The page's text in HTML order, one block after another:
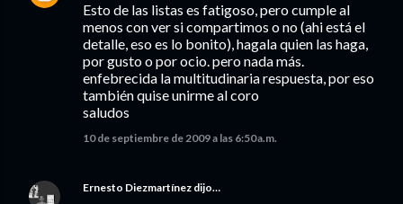
Esto de las listas es fatigoso, pero cumple al
menos con ver si compartimos o no (ahi está el
detalle, eso es lo bonito), hagala quien las haga,
por gusto o por ocio. pero nada más.
enfebrecida la multitudinaria respuesta, por eso
también quise unirme al coro
saludos
10 de septiembre de 2009 a las 6:50 a.m.
Ernesto Diezmartínez dijo…